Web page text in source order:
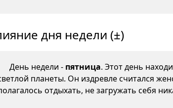
дня недели (±)
День недели - пятница. Этот день
планеты. Он издревле считался
отдыхать, не загружать себя